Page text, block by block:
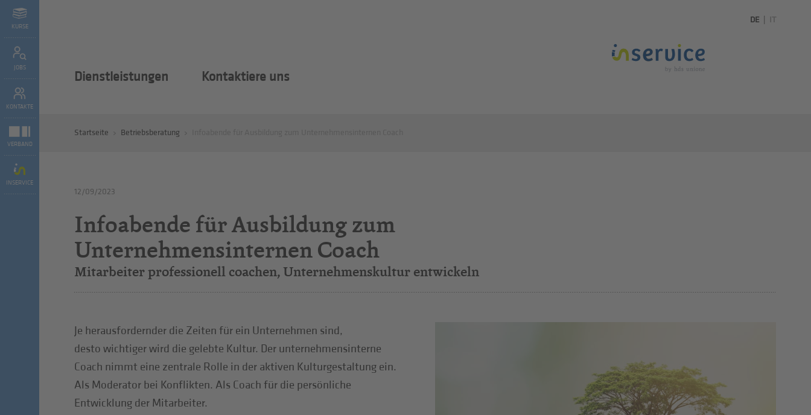
KURSE
JOBS
KONTAKTE
VERBAND
INSERVICE
DE IT
Dienstleistungen Kontaktiere uns
Startseite Betriebsberatung
12/09/2023
Infoabende für Ausbildung zum
Unternehmensinternen Coach
Mitarbeiter professionell coachen, Unternehmenskultur entwickeln
Je herausfordernder die Zeiten für ein Unternehmen sind,
desto wichtiger wird die gelebte Kultur. Der unternehmensinterne
Coach nimmt eine zentrale Rolle in der aktiven Kulturgestaltung ein.
Als Moderator bei Konflikten. Als Coach für die persönliche
Entwicklung der Mitarbeiter.